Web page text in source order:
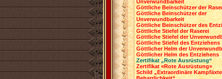
Unverwundbarkeit
Göttliche Beinschützer der
Göttliche Beinschützer der
Unverwundbarkeit
Göttliche Beinschützer des
Göttliche Stiefel der Raserei
Göttliche Stiefel der
Göttliche Stiefel des Entziehens
Göttlicher Helm der
Göttlicher Helm des Entziehens
Zertifikat „Rote Ausrüstung“
Zertifikat «Rote Ausrüstung»
Schild „Extraordinäre